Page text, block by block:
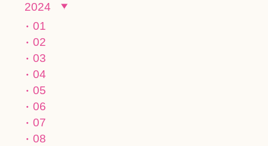
2024
01
02
03
04
05
06
07
08